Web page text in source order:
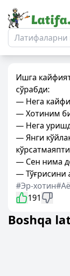
Ишга
сўрабди:
— Нега
— Хотиним
— Нега
— Янги
— Сен нима
— Тўғрисини
#Эр-хотин
191
Boshqa